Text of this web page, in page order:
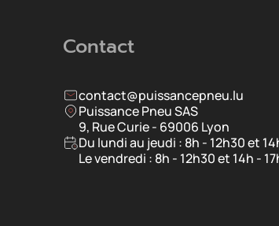
Contact
contact@puissancepneu.lu
Puissance Pneu SAS
9, Rue Curie - 69006 Lyon
Du lundi au jeudi : 8h - 12h30 et
Le vendredi : 8h - 12h30 et 14h -